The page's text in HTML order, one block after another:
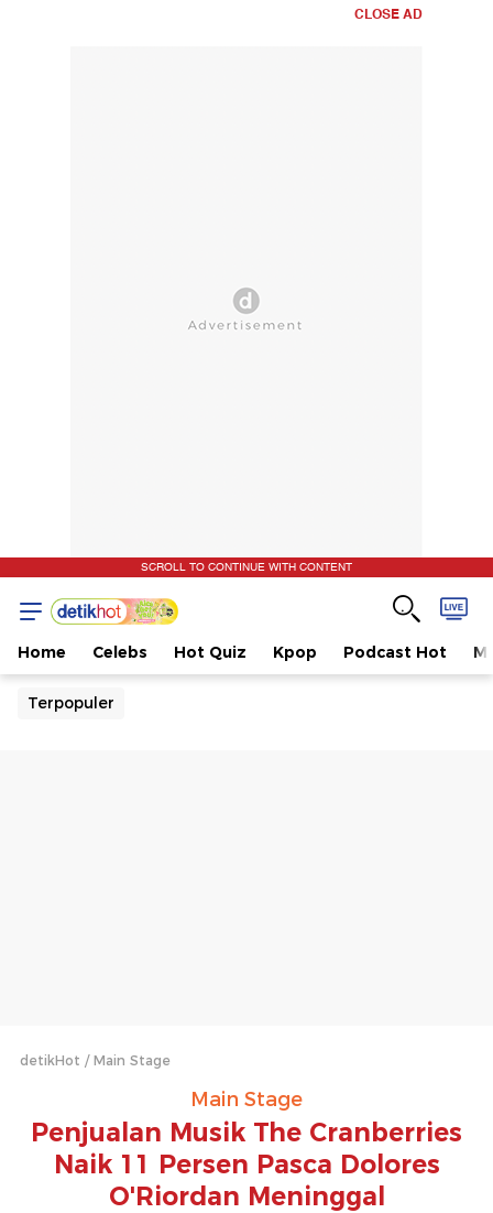
CLOSE AD
SCROLL TO CONTINUE WITH CONTENT
Home Celebs Hot Quiz Kpop Podcast Hot
Terpopuler
detikHot Main Stage
Main Stage
Penjualan Musik The Cranberries
Naik 11 Persen Pasca Dolores
O'Riordan Meninggal